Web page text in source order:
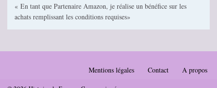
« En tant que Partenaire Amazon, je réalise un bénéfice sur les
achats remplissant les conditions requises»
Mentions légales Contact A propos